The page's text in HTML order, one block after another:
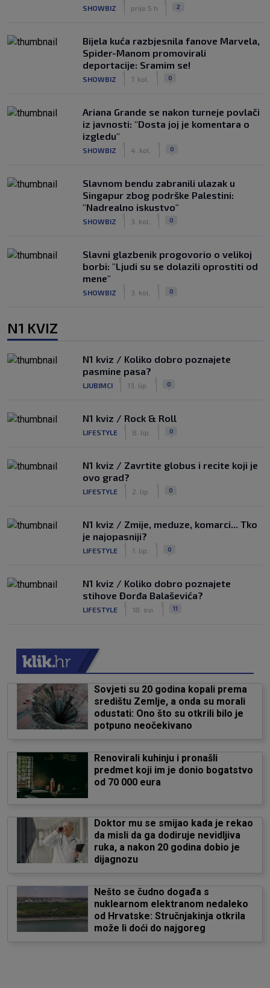
SHOWBIZ prije 5 h 2
Bijela kuća razbjesnila fanove Marvela,
Spider-Manom promovirali
deportacije: Sramim se!
SHOWBIZ 7. kol. 0
Ariana Grande se nakon turneje povlači
iz javnosti: "Dosta joj je komentara o
izgledu"
SHOWBIZ 4. kol. 0
Slavnom bendu zabranili ulazak u
Singapur zbog podrške Palestini:
"Nadrealno iskustvo"
SHOWBIZ 3. kol. 0
Slavni glazbenik progovorio o velikoj
borbi: "Ljudi su se dolazili oprostiti od
mene"
SHOWBIZ 3. kol. 0
N1 KVIZ
N1 kviz / Koliko dobro poznajete
pasmine pasa?
LJUBIMCI 13. lip. 0
N1 kviz / Rock & Roll
LIFESTYLE 8. lip. 0
N1 kviz / Zavrtite globus i recite koji je
ovo grad?
LIFESTYLE 2. lip. 0
N1 kviz / Zmije, meduze, komarci... Tko
je najopasniji?
LIFESTYLE 1. lip. 0
N1 kviz / Koliko dobro poznajete
stihove Đorđa Balaševića?
LIFESTYLE 18. svi. 11
Sovjeti su 20 godina kopali prema
središtu Zemlje, a onda su morali
odustati: Ono što su otkrili bilo je
potpuno neočekivano
Renovirali kuhinju i pronašli
predmet koji im je donio bogatstvo
od 70 000 eura
Doktor mu se smijao kada je rekao
da misli da ga dodiruje nevidljiva
ruka, a nakon 20 godina dobio je
dijagnozu
Nešto se čudno događa s
nuklearnom elektranom nedaleko
od Hrvatske: Stručnjakinja otkrila
može li doći do najgoreg